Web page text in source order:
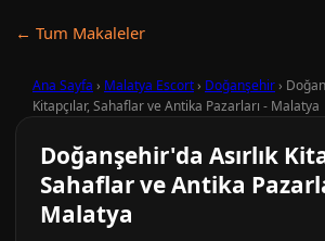
← Tum Makaleler
Ana Sayfa › Malatya Escort› Doğanşehir›
Kitapçılar, Sahaflar ve Antika Pazarları - Malatya
Doğanşehir'da Asırlık
Sahaflar ve Antika
Malatya